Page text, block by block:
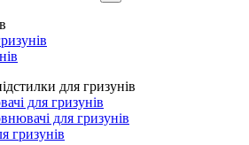
для гризунів
для гризунів
для гризунів
гризунів